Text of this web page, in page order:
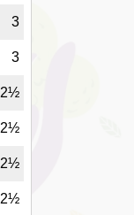
3
3
2½
2½
2½
2½